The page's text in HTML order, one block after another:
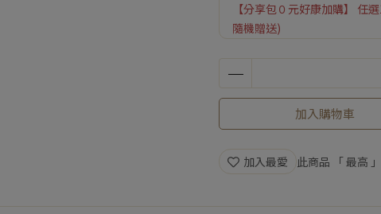
【分享包０元好康加購】 任
隨機贈送)
加入購物車
加入最愛 此商品 「 最高